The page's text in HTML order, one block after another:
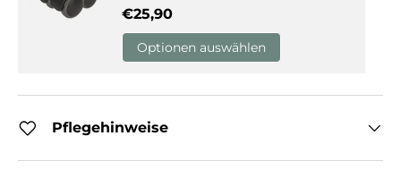
Normaler Preis
€25,90
Optionen auswählen
Pflegehinweise